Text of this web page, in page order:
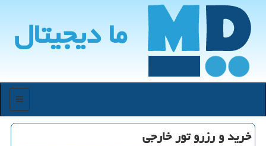
ما دیجیتال
منو
خرید و رزرو تور خارجی